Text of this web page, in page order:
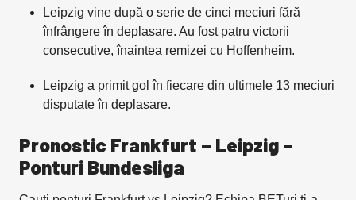
Leipzig vine după o serie de cinci meciuri fără
înfrângere în deplasare. Au fost patru victorii
consecutive, înaintea remizei cu Hoffenheim.
Leipzig a primit gol în fiecare din ultimele 13 meciuri
disputate în deplasare.
Pronostic Frankfurt – Leipzig –
Ponturi Bundesliga